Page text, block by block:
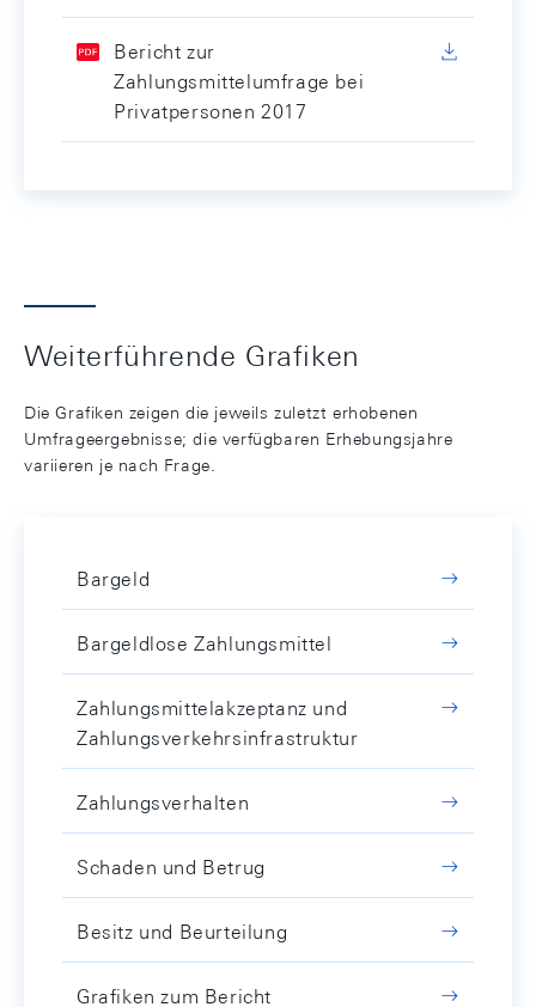
Bericht zur
Zahlungsmittelumfrage bei
Privatpersonen 2017
Weiterführende Grafiken
Die Grafiken zeigen die jeweils zuletzt erhobenen
Umfrageergebnisse; die verfügbaren Erhebungsjahre
variieren je nach Frage.
Bargeld
Bargeldlose Zahlungsmittel
Zahlungsmittelakzeptanz und
Zahlungsverkehrsinfrastruktur
Zahlungsverhalten
Schaden und Betrug
Besitz und Beurteilung
Grafiken zum Bericht